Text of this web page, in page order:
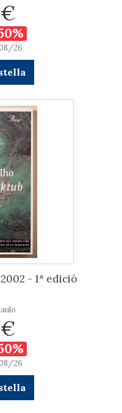
26
- 1ª edició
26